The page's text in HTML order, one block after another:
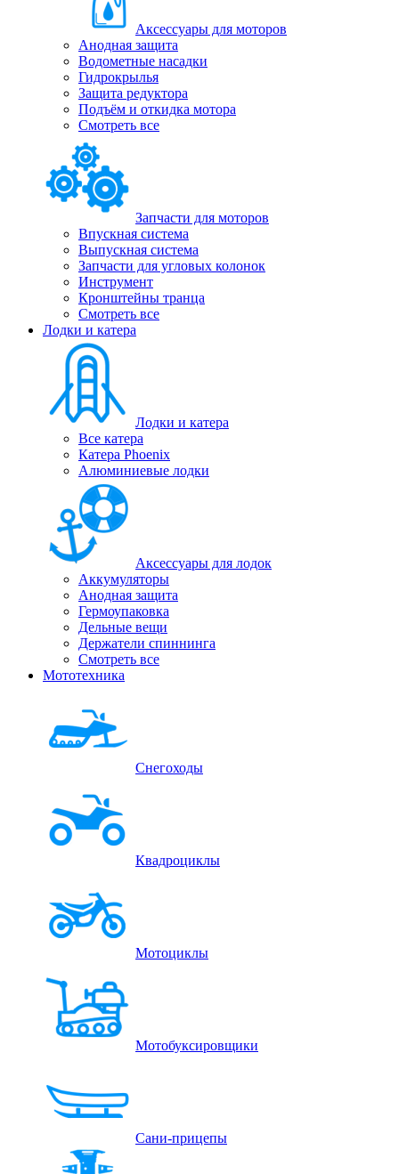
Аксессуары для моторов
Анодная защита
Водометные насадки
Гидрокрылья
Защита редуктора
Подъём и откидка мотора
Смотреть все
Запчасти для моторов
Впускная система
Выпускная система
Запчасти для угловых колонок
Инструмент
Кронштейны транца
Смотреть все
Лодки и катера
Лодки и катера
Все катера
Катера Phoenix
Алюминиевые лодки
Аксессуары для лодок
Аккумуляторы
Анодная защита
Гермоупаковка
Дельные вещи
Держатели спиннинга
Смотреть все
Мототехника
Снегоходы
Квадроциклы
Мотоциклы
Мотобуксировщики
Сани-прицепы